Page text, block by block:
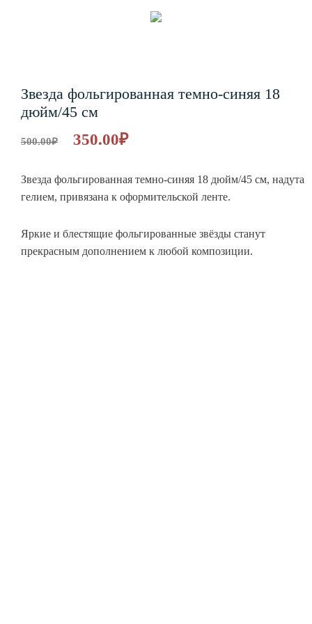
Звезда фольгированная темно-синяя 18
дюйм/45 см
500.00₽ 350.00₽
Звезда фольгированная темно-синяя 18 дюйм/45 см, надута
гелием, привязана к оформительской ленте.
Яркие и блестящие фольгированные звёзды станут
прекрасным дополнением к любой композиции.